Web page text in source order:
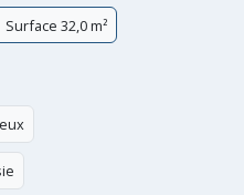
Surface 32,0 m²